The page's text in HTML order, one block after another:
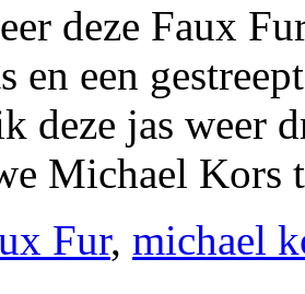
deze Faux
en een
deze jas weer
Michael Kors
Fur, michael